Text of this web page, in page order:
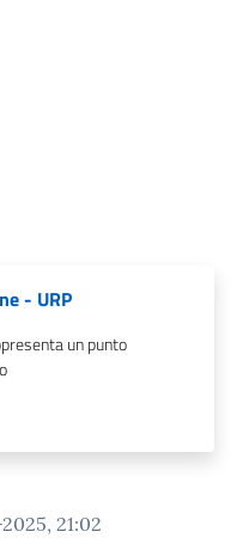
- URP
un punto
21:02